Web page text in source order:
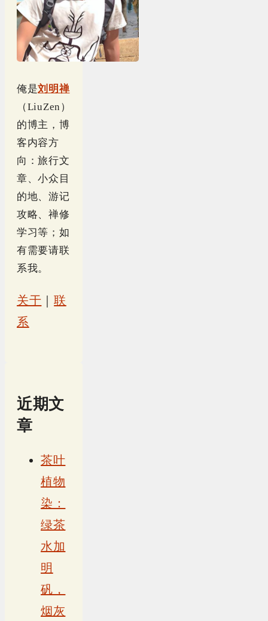
俺是刘明禅
（LiuZen）
的博主，博
客内容方
向：旅行文
章、小众目
的地、游记
攻略、禅修
学习等；如
有需要请联
系我。
关于 ｜联
系
近期文
章
茶叶
植物
染：
绿茶
水加
明
矾，
烟灰